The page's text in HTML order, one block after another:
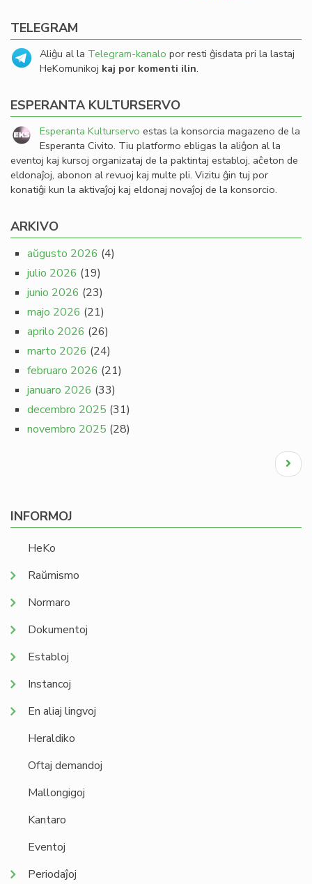
TELEGRAM
Aliĝu al la Telegram-kanalo por resti ĝisdata pri la lastaj
HeKomunikoj kaj por komenti ilin.
ESPERANTA KULTURSERVO
Esperanta Kulturservo estas la konsorcia magazeno de la
Esperanta Civito. Tiu platformo ebligas la aliĝon al la
eventoj kaj kursoj organizataj de la paktintaj establoj, aĉeton de
eldonaĵoj, abonon al revuoj kaj multe pli. Vizitu ĝin tuj por
konatiĝi kun la aktivaĵoj kaj eldonaj novaĵoj de la konsorcio.
ARKIVO
aŭgusto 2026 (4)
julio 2026 (19)
junio 2026 (23)
majo 2026 (21)
aprilo 2026 (26)
marto 2026 (24)
februaro 2026 (21)
januaro 2026 (33)
decembro 2025 (31)
novembro 2025 (28)
Next
page
INFORMOJ
HeKo
Raŭmismo
Normaro
Dokumentoj
Establoj
Instancoj
En aliaj lingvoj
Heraldiko
Oftaj demandoj
Mallongigoj
Kantaro
Eventoj
Periodaĵoj